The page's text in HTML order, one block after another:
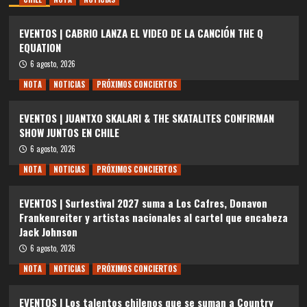
EVENTOS | CABRIO LANZA EL VIDEO DE LA CANCIÓN THE Q
EQUATION
6 agosto, 2026
NOTA
NOTICIAS PRÓXIMOS CONCIERTOS
EVENTOS | JUANTXO SKALARI & THE SKATALITES CONFIRMAN
SHOW JUNTOS EN CHILE
6 agosto, 2026
NOTA
NOTICIAS PRÓXIMOS CONCIERTOS
EVENTOS | Surfestival 2027 suma a Los Cafres, Donavon
Frankenreiter y artistas nacionales al cartel que encabeza
Jack Johnson
6 agosto, 2026
NOTA
NOTICIAS PRÓXIMOS CONCIERTOS
EVENTOS | Los talentos chilenos que se suman a Country